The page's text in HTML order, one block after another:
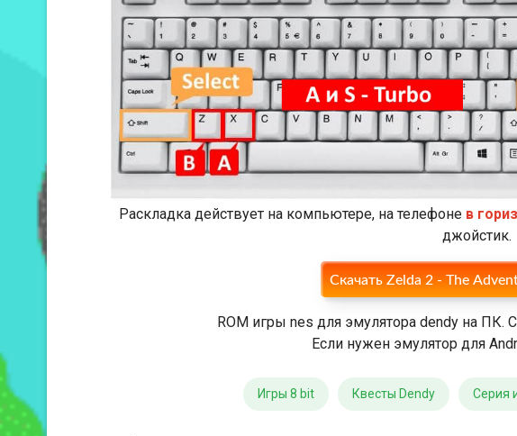
Раскладка действует на компьютере, на телефоне в
джойстик.
Скачать Zelda 2 - The
ROM игры nes для эмулятора dendy на ПК.
Если нужен эмулятор для
Игры 8 bit Квесты Dendy Серия